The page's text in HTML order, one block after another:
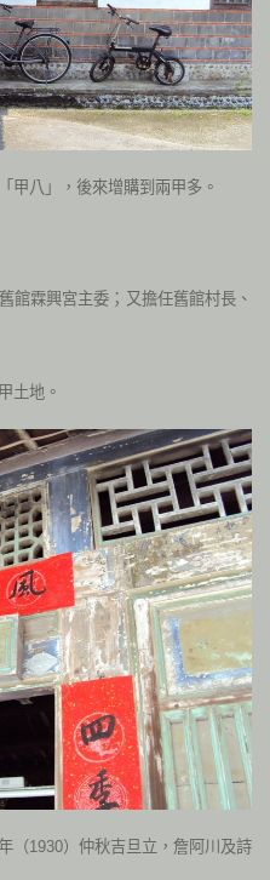
甲八」，後來增購到兩甲多。
館霖興宮主委；又擔任舊館村長、
土地。
（1930）仲秋吉旦立，詹阿川及詩